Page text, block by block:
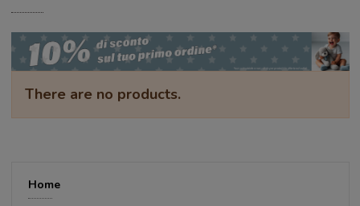
There are no products.
Home